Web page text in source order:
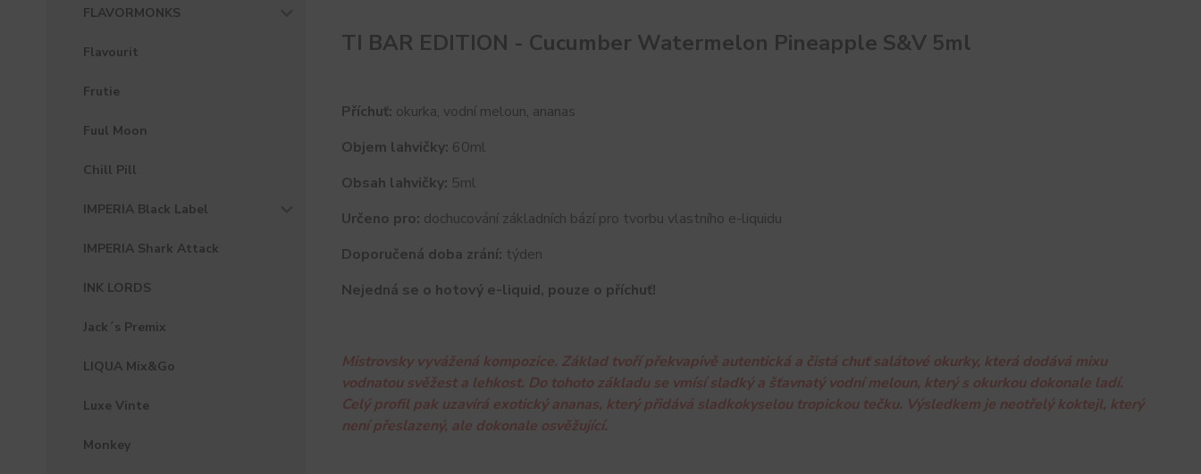
FLAVORMONKS
Flavourit
Frutie
Fuul Moon
Chill Pill
IMPERIA Black Label
IMPERIA Shark Attack
INK LORDS
Jack´s Premix
LIQUA Mix&Go
Luxe Vinte
Monkey
TI BAR EDITION - Cucumber Watermelon Pineapple S&V 5ml
Příchuť: okurka, vodní meloun, ananas
Objem lahvičky: 60ml
Obsah lahvičky: 5ml
Určeno pro: dochucování základních bází pro tvorbu vlastního e-liquidu
Doporučená doba zrání: týden
Nejedná se o hotový e-liquid, pouze o příchuť!
Mistrovsky vyvážená kompozice. Základ tvoří překvapivě autentická a čistá chuť salátové okurky, která dodává mixu
vodnatou svěžest a lehkost. Do tohoto základu se vmísí sladký a šťavnatý vodní meloun, který s okurkou dokonale ladí.
Celý profil pak uzavírá exotický ananas, který přidává sladkokyselou tropickou tečku. Výsledkem je neotřelý koktejl, který
není přeslazený, ale dokonale osvěžující.